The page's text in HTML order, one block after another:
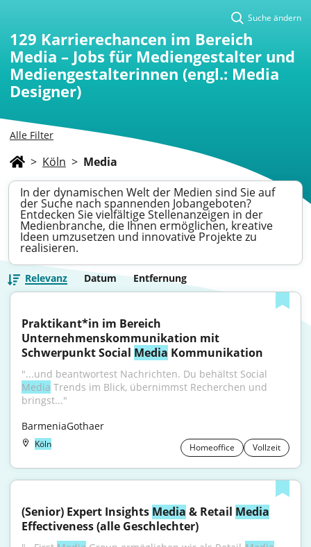
Alle Filter
Suche ändern
129 Karrierechancen im Bereich
Media – Jobs für Mediengestalter und
Mediengestalterinnen (engl.: Media
Designer)
> Köln > Media
In der dynamischen Welt der Medien sind Sie auf
der Suche nach spannenden Jobangeboten?
Entdecken Sie vielfältige Stellenanzeigen in der
Medienbranche, die Ihnen ermöglichen, kreative
Ideen umzusetzen und innovative Projekte zu
realisieren.
Relevanz Datum Entfernung
Praktikant*in im Bereich
Unternehmenskommunikation mit
Schwerpunkt Social Media Kommunikation
Media Trends im Blick, übernimmst Recherchen und
bringst..."
BarmeniaGothaer
Köln Homeoffice Vollzeit
(Senior) Expert Insights Media & Retail Media
Effectiveness (alle Geschlechter)